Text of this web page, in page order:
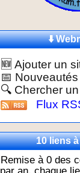
⬇️
🆕 Ajouter un
📅 Nouveautés
🔍 Chercher
Flux
10 liens
Remise à 0 des